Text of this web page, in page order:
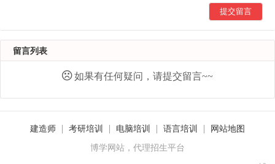
提交留言
留言列表
如果有任何疑问，请提交留言~~
建造师 考研培训 电脑培训 语言培训 网站地图
博学网站，代理招生平台